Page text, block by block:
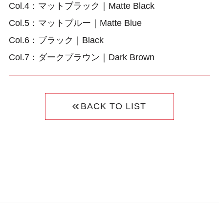
Col.4：マットブラック｜Matte Black
Col.5：マットブルー｜Matte Blue
Col.6：ブラック｜Black
Col.7：ダークブラウン｜Dark Brown
BACK TO LIST